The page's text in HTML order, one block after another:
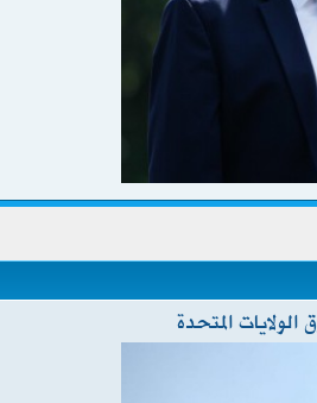
المتحدة